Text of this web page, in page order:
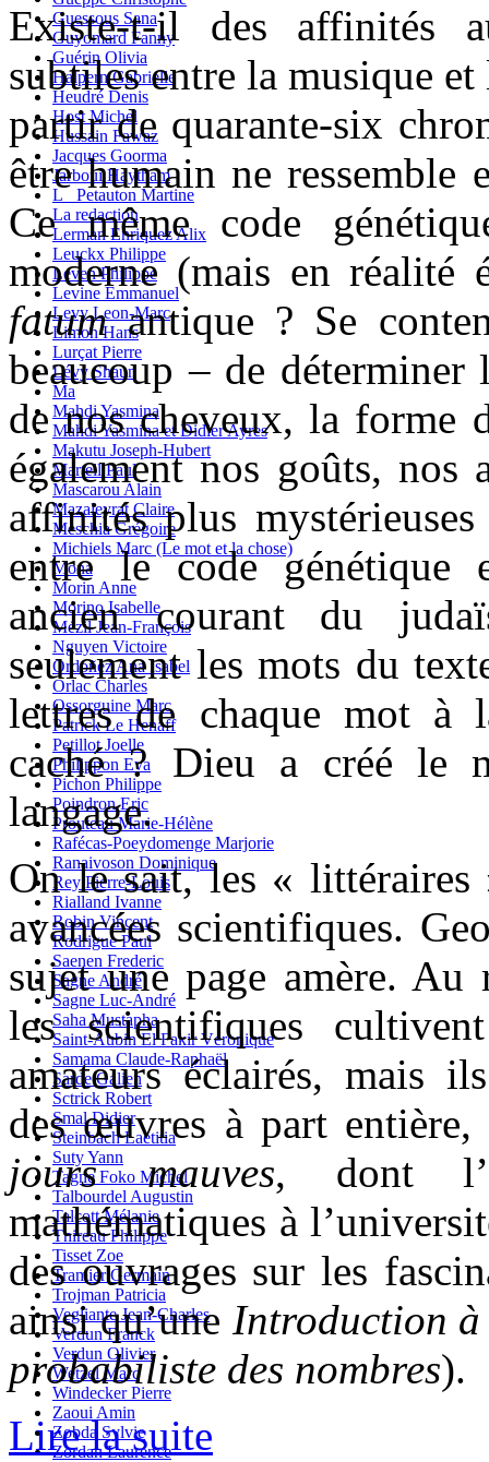
Guessous Sana
Guyomard Fanny
Guérin Olivia
Halpern Gabrielle
Heudré Denis
Host Michel
Hussain Fawaz
Jacques Goorma
Jarboui Haytham
L_ Petauton Martine
La redaction
Lerman Enriquez Alix
Leuckx Philippe
Leven Philippe
Levine Emmanuel
Levy Leon-Marc
Limon Hans
Lurçat Pierre
Lévy Shaun
Ma
Mahdi Yasmina
Mahdi Yasmina et Didier Ayres
Makutu Joseph-Hubert
Martell Paul
Mascarou Alain
Mazaleyrat Claire
Meschia Grégoire
Michiels Marc (Le mot et la chose)
Mona
Morin Anne
Morino Isabelle
Mézil Jean-François
Nguyen Victoire
Ordoñez Ana Isabel
Orlac Charles
Ossorguine Marc
Patrick Le Henaff
Petillot Joelle
Philippon Eva
Pichon Philippe
Poindron Eric
Prouteau Marie-Hélène
Rafécas-Poeydomenge Marjorie
Ranaivoson Dominique
Rey Pierre-Louis
Rialland Ivanne
Robin Vincent
Rodrigue Paul
Saenen Frederic
Sagne André
Sagne Luc-André
Saha Mustapha
Saint-Aubin El Fakir Véronique
Samama Claude-Raphaël
Sarde Galien
Sctrick Robert
Smal Didier
Steinbach Laetitia
Suty Yann
Tagne Foko Michel
Talbourdel Augustin
Talcott Mélanie
Thireau Philippe
Tisset Zoe
Tramier Germain
Trojman Patricia
Vegliante Jean-Charles
Verdun Franck
Verdun Olivier
Wetzel Marc
Windecker Pierre
Zaoui Amin
Zobda Sylvie
Zordan Laurence
Existe-t-il des affinités
subtiles entre la musique
partir de quarante-six
être humain ne ressemble
Ce même code
moderne (mais en réalité
fatumantique ? Se
beaucoup – de
de nos cheveux, la forme
également nos goûts, nos
affinités plus
entre le code génétique
ancien courant du
seulement les mots du
lettres de chaque mot à
caché ? Dieu a créé le
langage.
On le sait, les « littéraires
avancées scientifiques.
sujet une page amère. Au
les scientifiques
amateurs éclairés, mais
des œuvres à part
jours mauves, dont
mathématiques à
des ouvrages sur les
ainsi qu’une Introduction
probabiliste des nombres).
Lire la suite